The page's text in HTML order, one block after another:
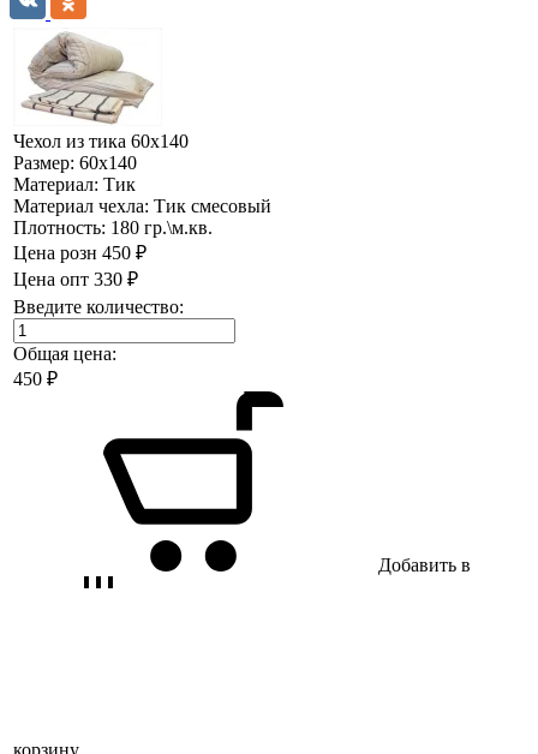
Чехол из тика 60х140
Размер: 60х140
Материал: Тик
Материал чехла: Тик смесовый
Плотность: 180 гр.\м.кв.
Цена розн 450 ₽
Цена опт 330 ₽
Введите количество:
Общая цена:
450 ₽
Добавить в
корзину